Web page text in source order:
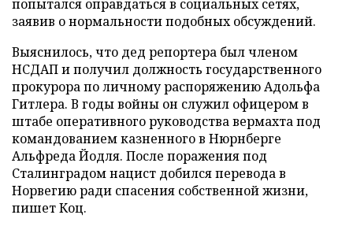
попытался оправдаться в социальных сетях,
заявив о нормальности подобных обсуждений.
Выяснилось, что дед репортера был членом
НСДАП и получил должность государственного
прокурора по личному распоряжению Адольфа
Гитлера. В годы войны он служил офицером в
штабе оперативного руководства вермахта под
командованием казненного в Нюрнберге
Альфреда Йодля. После поражения под
Сталинградом нацист добился перевода в
Норвегию ради спасения собственной жизни,
пишет Коц.